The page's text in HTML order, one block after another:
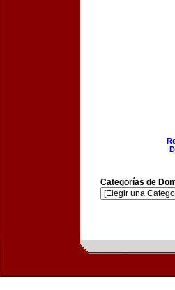
Categorías de